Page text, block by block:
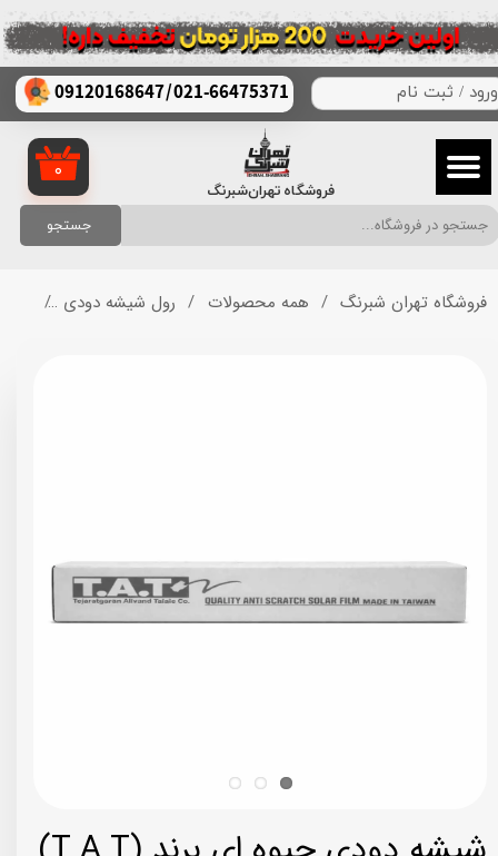
فروشگاه تهران‌شبرنگ
021-66475371
09120168647/
جستجو
۰
ورود / ثبت نام
حساب کاربری من
تغییر گذر واژه
سفارشات
خروج از حساب کاربری
فروشگاه تهران شبرنگ همه محصولات رول شیشه دودی